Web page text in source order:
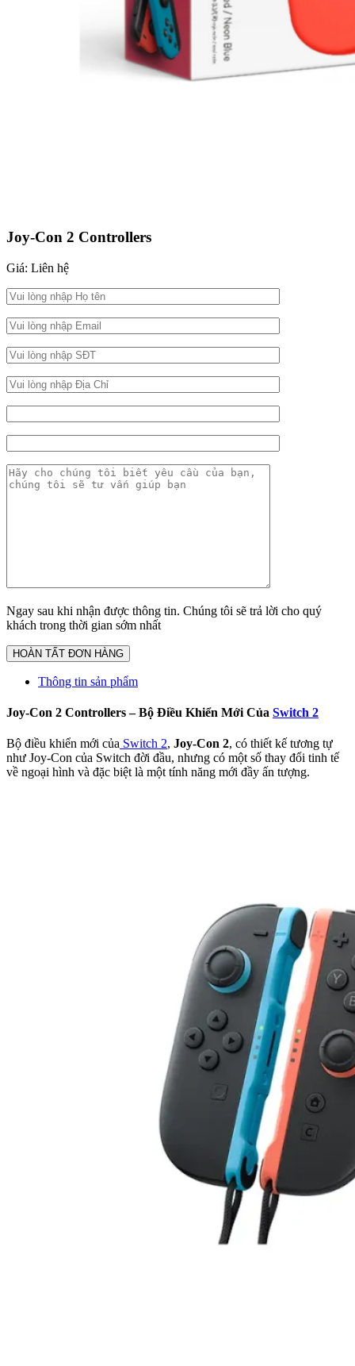
Joy-Con 2 Controllers
Giá: Liên hệ
Ngay sau khi nhận được thông tin. Chúng tôi sẽ trả lời cho quý
khách trong thời gian sớm nhất
Thông tin sản phẩm
Joy-Con 2 Controllers – Bộ Điều Khiển Mới Của Switch 2
Bộ điều khiển mới của Switch 2, Joy-Con 2, có thiết kế tương tự
như Joy-Con của Switch đời đầu, nhưng có một số thay đổi tinh tế
về ngoại hình và đặc biệt là một tính năng mới đầy ấn tượng.